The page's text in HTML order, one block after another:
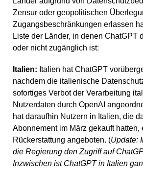
Zensur oder geopolitischen
Zugangsbeschränkungen erlassen
Liste der Länder, in denen ChatGPT
oder nicht zugänglich ist:
Italien: Italien hat ChatGPT
nachdem die italienische
sofortiges Verbot der Verarbeitung
Nutzerdaten durch OpenAI
hat daraufhin Nutzern in Italien, die
Abonnement im März gekauft hatten,
Rückerstattung angeboten​​. (Update:
die Regierung den Zugriff auf
Inzwischen ist ChatGPT in Italien